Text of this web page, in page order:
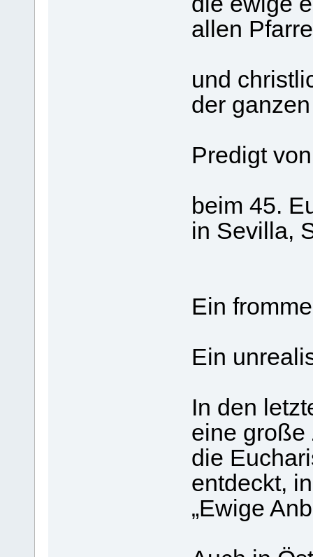
allen
und
der
Predigt
beim 45.
in Sevilla,
Ein
Ein
In den
eine große
die
entdeckt,
„Ewige